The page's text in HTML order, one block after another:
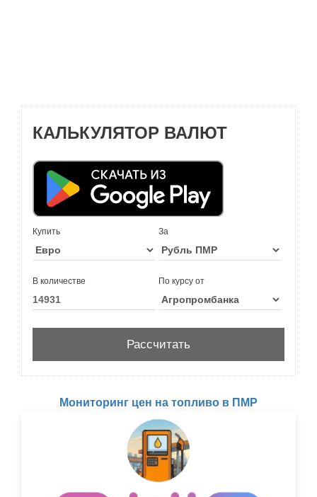
КАЛЬКУЛЯТОР ВАЛЮТ
Купить За
В количестве По курсу от
Мониторинг цен на топливо в ПМР